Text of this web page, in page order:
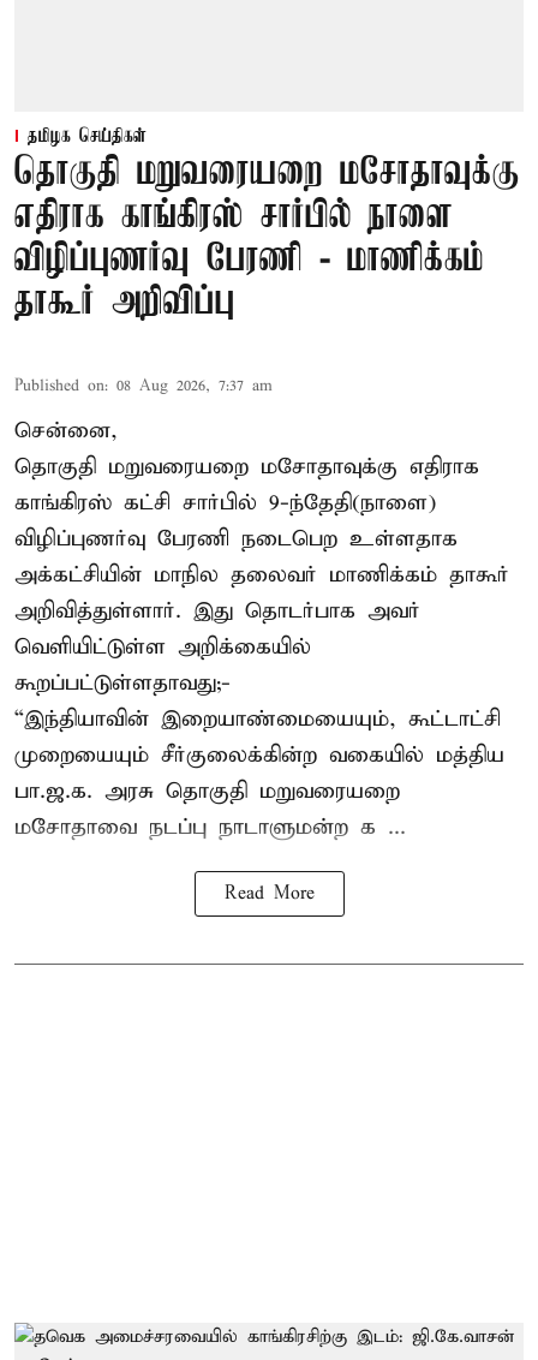
தமிழக செய்திகள்
தொகுதி மறுவரையறை மசோதாவுக்கு
எதிராக காங்கிரஸ் சார்பில் நாளை
விழிப்புணர்வு பேரணி - மாணிக்கம்
தாகூர் அறிவிப்பு
Published on: 08 Aug 2026, 7:37 am
சென்னை,
தொகுதி மறுவரையறை மசோதாவுக்கு எதிராக
காங்கிரஸ் கட்சி சார்பில் 9-ந்தேதி(நாளை)
விழிப்புணர்வு பேரணி நடைபெற உள்ளதாக
அக்கட்சியின் மாநில தலைவர் மாணிக்கம் தாகூர்
அறிவித்துள்ளார். இது தொடர்பாக அவர்
வெளியிட்டுள்ள அறிக்கையில்
கூறப்பட்டுள்ளதாவது;-
“இந்தியாவின் இறையாண்மையையும், கூட்டாட்சி
முறையையும் சீர்குலைக்கின்ற வகையில் மத்திய
பா.ஜ.க. அரசு தொகுதி மறுவரையறை
மசோதாவை நடப்பு நாடாளுமன்ற க ...
Read More